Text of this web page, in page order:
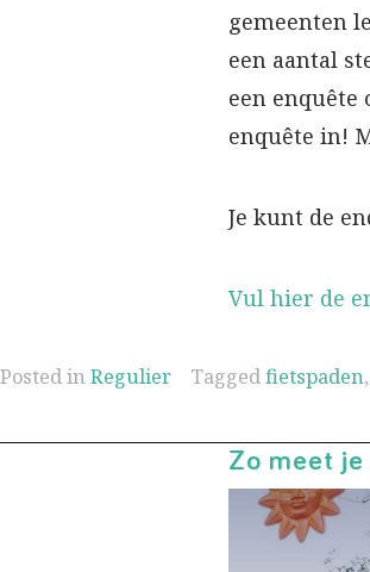
gemeenten
een aantal
een
enquête in!
Je kunt de
Vul hier de
Posted in Regulier Taggedfietspaden,
Zo meet